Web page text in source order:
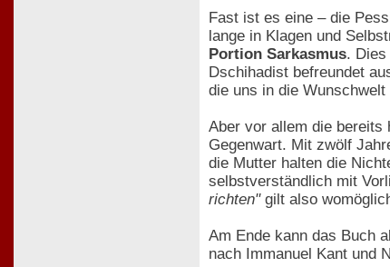
Fast ist es eine – die
lange in Klagen und
Portion Sarkasmus. Dies
Dschihadist befreundet
die uns in die
Aber vor allem die bereits
Gegenwart. Mit zwölf
die Mutter halten die
selbstverständlich mit
richten"gilt also
Am Ende kann das Buch
nach Immanuel Kant und